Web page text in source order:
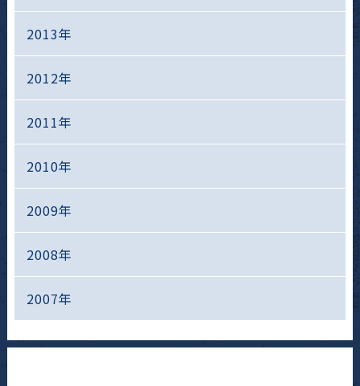
2013年
2012年
2011年
2010年
2009年
2008年
2007年